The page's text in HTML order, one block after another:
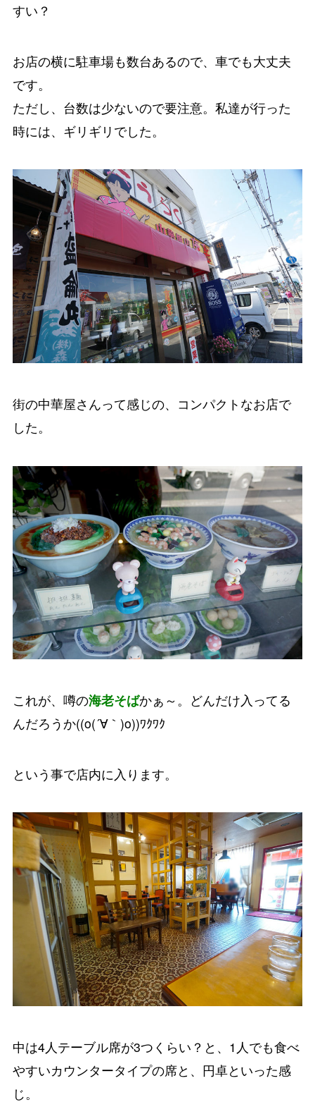
すい？
お店の横に駐車場も数台あるので、車でも大丈夫
です。
ただし、台数は少ないので要注意。私達が行った
時には、ギリギリでした。
街の中華屋さんって感じの、コンパクトなお店で
した。
これが、噂の海老そばかぁ～。どんだけ入ってる
んだろうか((o(´∀｀)o))ﾜｸﾜｸ
という事で店内に入ります。
中は4人テーブル席が3つくらい？と、1人でも食べ
やすいカウンタータイプの席と、円卓といった感
じ。